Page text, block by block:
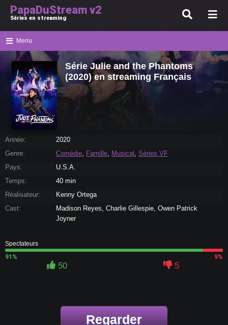
PapaDuStream v2
Séries en streaming
Menu
Série Julie and the Phantoms
(2020) en streaming Français
Année:
2020
Genre:
Comédie, Famille, Musical , Séries VF
Pays:
U.S.A.
Temps:
40 min
Réalisateur:
Kenny Ortega
Cast:
Madison Reyes, Charlie Gillespie, Owen Patrick
Joyner
Spectateurs
91%
9%
50 5
Regarder